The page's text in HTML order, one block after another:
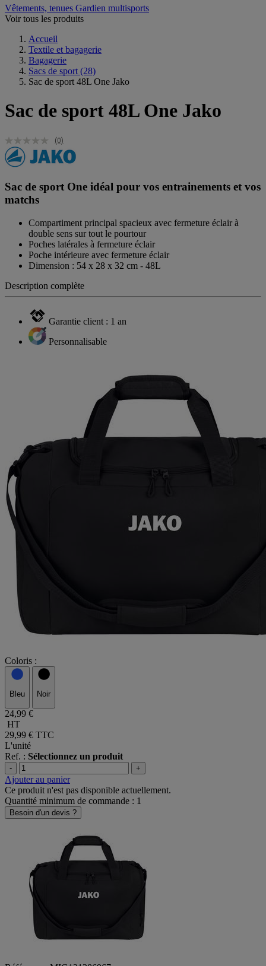
Vêtements, tenues Gardien multisports
Voir tous les produits
Accueil
Textile et bagagerie
Bagagerie
Sacs de sport (28)
Sac de sport 48L One Jako
Sac de sport 48L One Jako
(0)
Sac de sport One idéal pour vos entrainements et vos
matchs
Compartiment principal spacieux avec fermeture éclair à
double sens sur tout le pourtour
Poches latérales à fermeture éclair
Poche intérieure avec fermeture éclair
Dimension : 54 x 28 x 32 cm - 48L
Description complète
Garantie client : 1 an
Personnalisable
Coloris :
Bleu Noir
24,99 €
HT
29,99 € TTC
L'unité
Ref. : Sélectionnez un produit
- +
Ajouter au panier
Ce produit n'est pas disponible actuellement.
Quantité minimum de commande : 1
Besoin d'un devis ?